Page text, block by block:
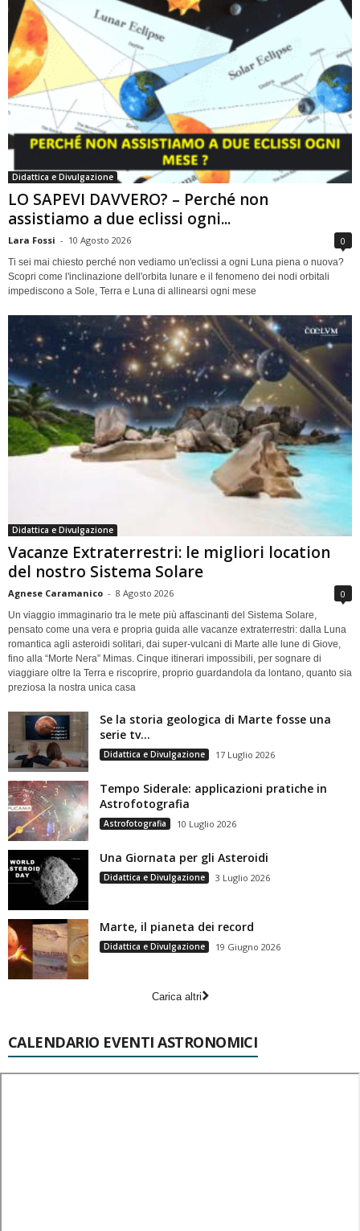
Didattica e Divulgazione
LO SAPEVI DAVVERO? – Perché non
assistiamo a due eclissi ogni...
Lara Fossi - 10 Agosto 2026 0
Ti sei mai chiesto perché non vediamo un'eclissi a ogni Luna piena o nuova?
Scopri come l'inclinazione dell'orbita lunare e il fenomeno dei nodi orbitali
impediscono a Sole, Terra e Luna di allinearsi ogni mese
Didattica e Divulgazione
Vacanze Extraterrestri: le migliori location
del nostro Sistema Solare
Agnese Caramanico - 8 Agosto 2026 0
Un viaggio immaginario tra le mete più affascinanti del Sistema Solare,
pensato come una vera e propria guida alle vacanze extraterrestri: dalla Luna
romantica agli asteroidi solitari, dai super-vulcani di Marte alle lune di Giove,
fino alla “Morte Nera” Mimas. Cinque itinerari impossibili, per sognare di
viaggiare oltre la Terra e riscoprire, proprio guardandola da lontano, quanto sia
preziosa la nostra unica casa
Se la storia geologica di Marte fosse una
serie tv…
Didattica e Divulgazione 17 Luglio 2026
Tempo Siderale: applicazioni pratiche in
Astrofotografia
Astrofotografia 10 Luglio 2026
Una Giornata per gli Asteroidi
Didattica e Divulgazione 3 Luglio 2026
Marte, il pianeta dei record
Didattica e Divulgazione 19 Giugno 2026
Carica altri
CALENDARIO EVENTI ASTRONOMICI